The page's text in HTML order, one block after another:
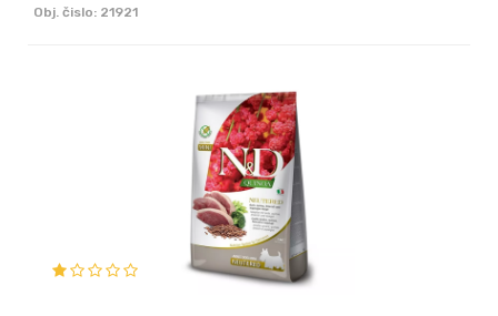
Obj. čislo: 21921